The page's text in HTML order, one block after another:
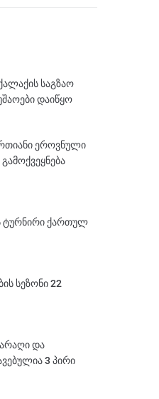
საგზაო
დაიწყო
ეროვნული
ტურნირი ქართულ
სეზონი 22
და
3 პირი